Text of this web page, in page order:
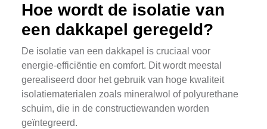
Hoe wordt de isolatie van
een dakkapel geregeld?
De isolatie van een dakkapel is cruciaal voor
energie-efficiëntie en comfort. Dit wordt meestal
gerealiseerd door het gebruik van hoge kwaliteit
isolatiematerialen zoals mineralwol of polyurethane
schuim, die in de constructiewanden worden
geïntegreerd.